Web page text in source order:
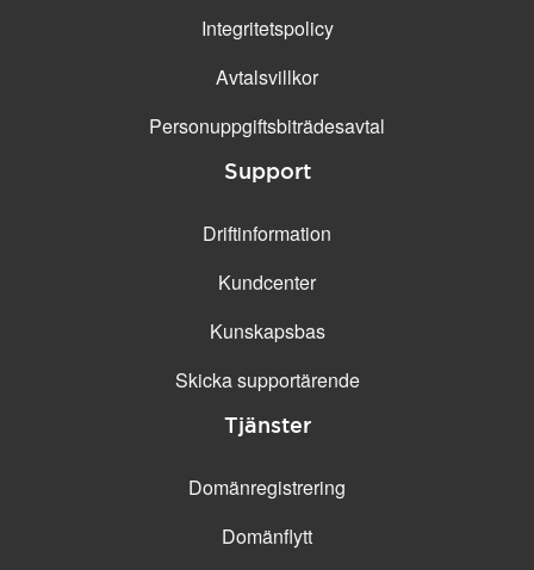
Integritetspolicy
Avtalsvillkor
Personuppgifts­biträdesavtal
Support
Driftinformation
Kundcenter
Kunskapsbas
Skicka supportärende
Tjänster
Domänregistrering
Domänflytt